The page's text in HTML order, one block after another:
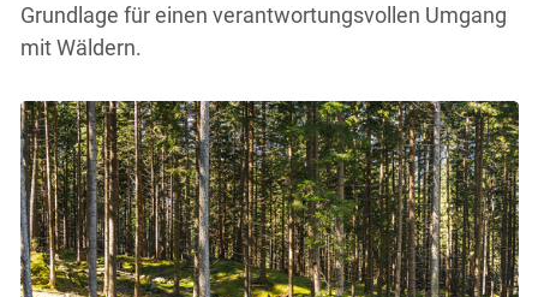
Grundlage für einen verantwortungsvollen Umgang
mit Wäldern.